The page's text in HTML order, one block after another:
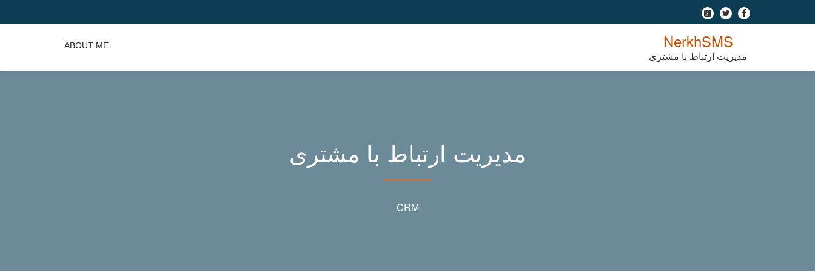
-
-
-
NerkhSMS
مدیریت ارتباط با مشتری
ABOUT ME
مدیریت ارتباط با مشتری
CRM